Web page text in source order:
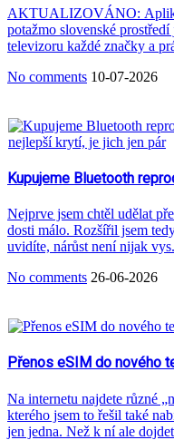
AKTUALIZOVÁNO:
potažmo slovenské
televizoru každé značky a
No comments 10-07-2026
Kupujeme Bluetooth
Nejprve jsem chtěl udělat
dosti málo. Rozšířil jsem
uvidíte, nárůst není nijak
No comments 26-06-2026
Přenos eSIM do nového
Na internetu najdete různé
kterého jsem to řešil také
jen jedna. Než k ní ale